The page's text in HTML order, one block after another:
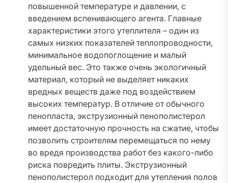
повышенной температуре и давлении, с
введением вспенивающего агента. Главные
характеристики этого утеплителя – один из
самых низких показателей теплопроводности,
минимальное водопоглощение и малый
удельный вес. Это также очень экологичный
материал, который не выделяет никаких
вредных веществ даже под воздействием
высоких температур. В отличие от обычного
пенопласта, экструзионный пенополистерол
имеет достаточную прочность на сжатие, чтобы
позволить строителям перемещаться по нему
во вредя производства работ без какого-либо
риска повредить плиты. Экструзионный
пенополистерол подходит для утепления полов